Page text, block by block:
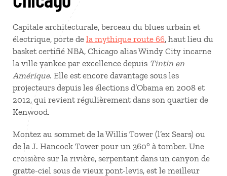
Capitale architecturale, berceau du blues urbain et
électrique, porte de la mythique route 66, haut lieu du
basket certifié NBA, Chicago alias Windy City incarne
la ville yankee par excellence depuis Tintin en
Amérique. Elle est encore davantage sous les
projecteurs depuis les élections d’Obama en 2008 et
2012, qui revient régulièrement dans son quartier de
Kenwood.
Montez au sommet de la Willis Tower (l’ex Sears) ou
de la J. Hancock Tower pour un 360° à tomber. Une
croisière sur la rivière, serpentant dans un canyon de
gratte-ciel sous de vieux pont-levis, est le meilleur